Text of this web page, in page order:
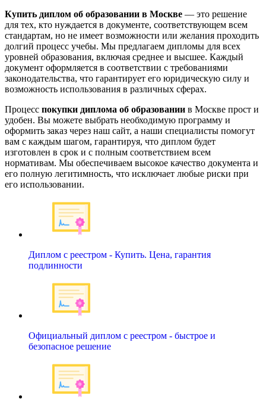
Купить диплом об образовании в Москве — это решение
для тех, кто нуждается в документе, соответствующем всем
стандартам, но не имеет возможности или желания проходить
долгий процесс учебы. Мы предлагаем дипломы для всех
уровней образования, включая среднее и высшее. Каждый
документ оформляется в соответствии с требованиями
законодательства, что гарантирует его юридическую силу и
возможность использования в различных сферах.
Процесс покупки диплома об образовании в Москве прост и
удобен. Вы можете выбрать необходимую программу и
оформить заказ через наш сайт, а наши специалисты помогут
вам с каждым шагом, гарантируя, что диплом будет
изготовлен в срок и с полным соответствием всем
нормативам. Мы обеспечиваем высокое качество документа и
его полную легитимность, что исключает любые риски при
его использовании.
Диплом с реестром - Купить. Цена, гарантия
подлинности
Официальный диплом с реестром - быстрое и
безопасное решение